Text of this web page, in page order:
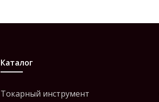
Каталог
Токарный инструмент